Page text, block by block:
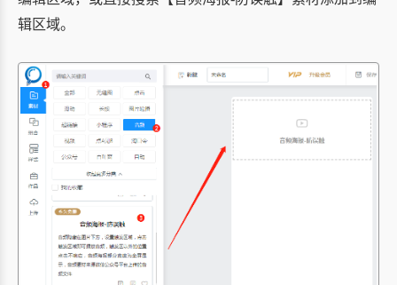
辑区域。